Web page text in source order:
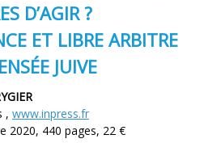
D’AGIR ?
ET LIBRE ARBITRE
JUIVE
, www.inpress.fr
2020, 440 pages, 22 €